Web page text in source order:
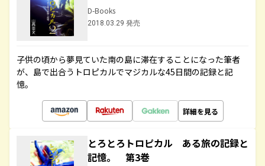
D-Books
2018.03.29 発売
子供の頃から夢見ていた南の島に滞在することになった筆者
が、島で出合うトロピカルでマジカルな45日間の記録と記
憶。
詳細を見る
とろとろトロピカル ある旅の記録と
記憶。 第3巻